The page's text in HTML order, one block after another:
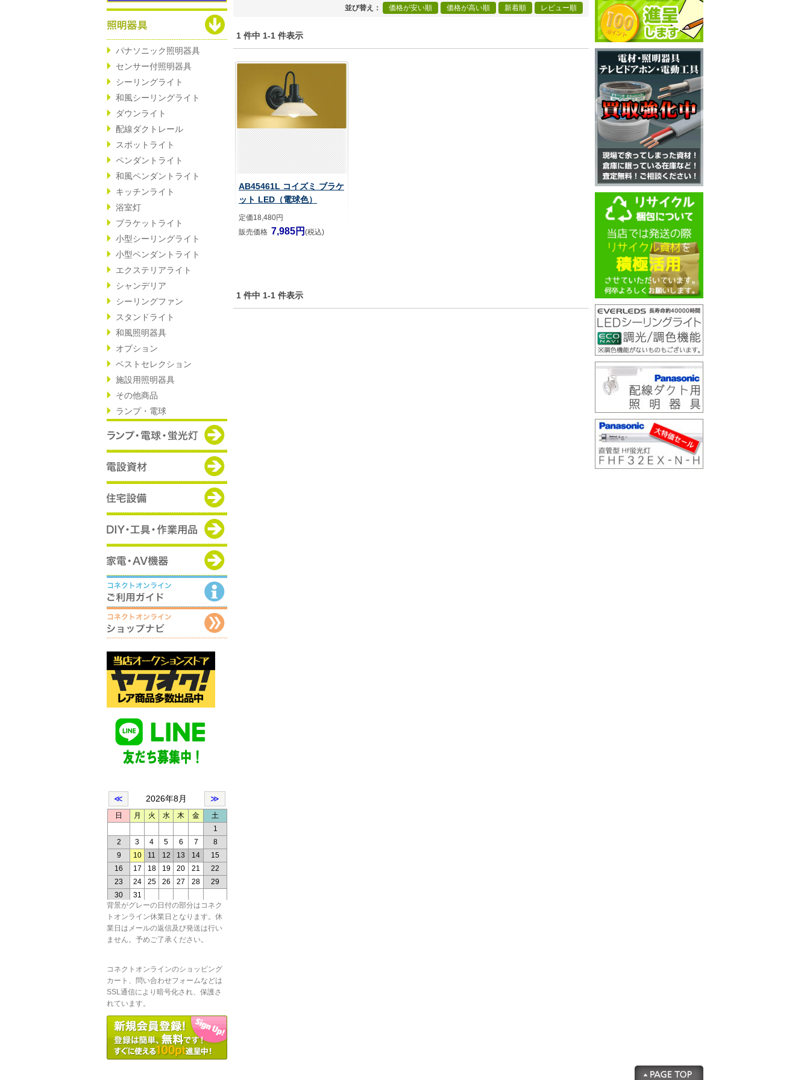
パナソニック照明器具
センサー付照明器具
シーリングライト
和風シーリングライト
ダウンライト
配線ダクトレール
スポットライト
ペンダントライト
和風ペンダントライト
キッチンライト
浴室灯
ブラケットライト
小型シーリングライト
小型ペンダントライト
エクステリアライト
シャンデリア
シーリングファン
スタンドライト
和風照明器具
オプション
ベストセレクション
施設用照明器具
その他商品
ランプ・電球
背景がグレーの日付の部分はコネク
トオンライン休業日となります。休
業日はメールの返信及び発送は行い
ません。予めご了承ください。
コネクトオンラインのショッピング
カート、問い合わせフォームなどは
SSL通信により暗号化され、保護さ
れています。
並び替え 価格が安い順 価格が高い順 新着順 レビュー順
1 件中 1-1 件表示
AB45461L コイズミ ブラケ
ット LED（電球色）
定価18,480円
販売価格 7,985円 (税込)
1 件中 1-1 件表示